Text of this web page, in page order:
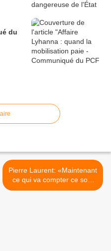
du
Pierre Laurent: «Maintenant
ce qui va compter ce sont
les actes...» >